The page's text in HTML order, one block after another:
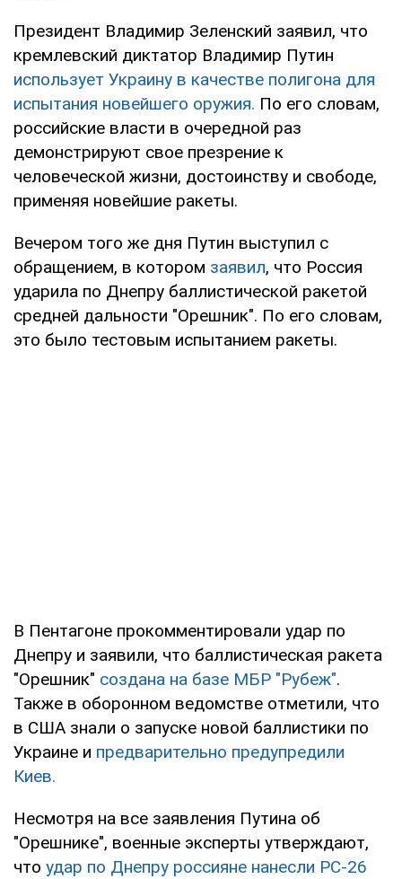
Президент Владимир Зеленский заявил, что
кремлевский диктатор Владимир Путин
использует Украину в качестве полигона для
испытания новейшего оружия. По его словам,
российские власти в очередной раз
демонстрируют свое презрение к
человеческой жизни, достоинству и свободе,
применяя новейшие ракеты.
Вечером того же дня Путин выступил с
обращением, в котором заявил, что Россия
ударила по Днепру баллистической ракетой
средней дальности "Орешник". По его словам,
это было тестовым испытанием ракеты.
В Пентагоне прокомментировали удар по
Днепру и заявили, что баллистическая ракета
"Орешник" создана на базе МБР "Рубеж".
Также в оборонном ведомстве отметили, что
в США знали о запуске новой баллистики по
Украине и предварительно предупредили
Киев.
Несмотря на все заявления Путина об
"Орешнике", военные эксперты утверждают,
что удар по Днепру россияне нанесли РС-26